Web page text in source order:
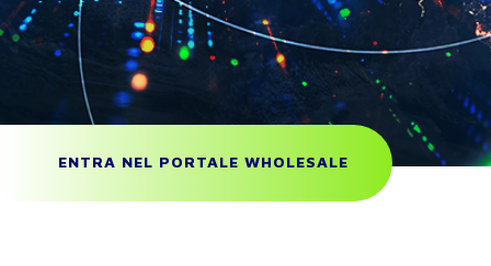
ENTRA NEL PORTALE WHOLESALE